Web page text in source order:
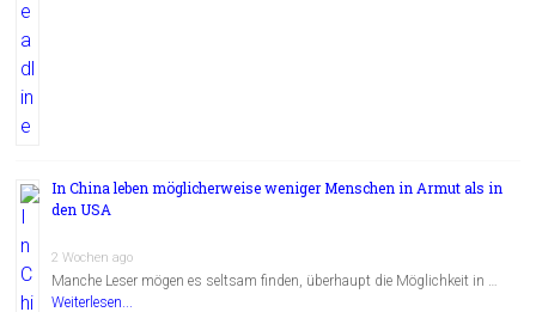
In China leben möglicherweise weniger Menschen in Armut als in
den USA
2 Wochen ago
Manche Leser mögen es seltsam finden, überhaupt die Möglichkeit in …
Weiterlesen...